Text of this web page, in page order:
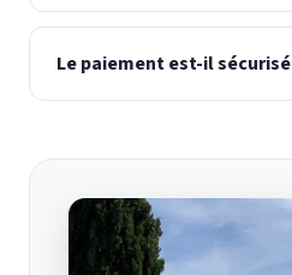
Le paiement est-il sécurisé